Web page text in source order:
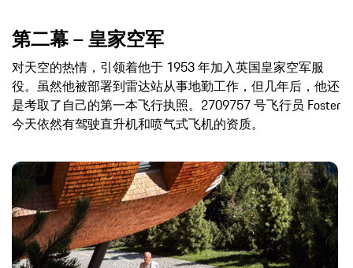
第二幕 – 皇家空军
对天空的热情，引领着他于 1953 年加入英国皇家空军服
役。虽然他被部署到雷达站从事地勤工作，但几年后，他还
是考取了自己的第一本飞行执照。2709757 号飞行员 Foster
今天依然有驾驶直升机和喷气式飞机的资质。